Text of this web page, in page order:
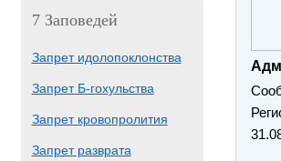
7 Заповедей
Запрет идолопоклонства
Запрет Б-гохульства
Запрет кровопролития
Запрет разврата